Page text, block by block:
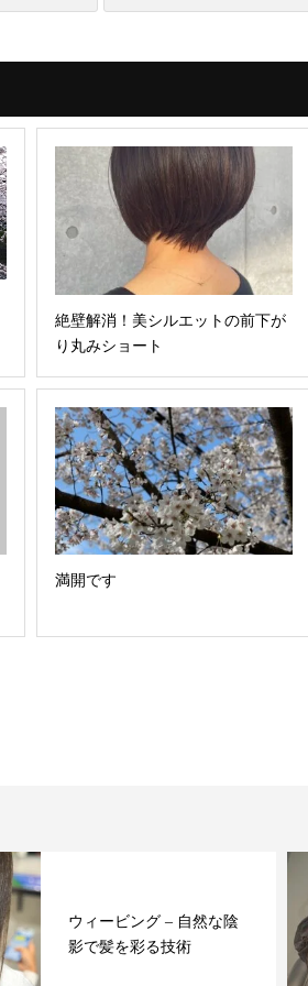
絶壁解消！美シルエットの前下が
り丸みショート
満開です
ウィービング – 自然な陰
影で髪を彩る技術